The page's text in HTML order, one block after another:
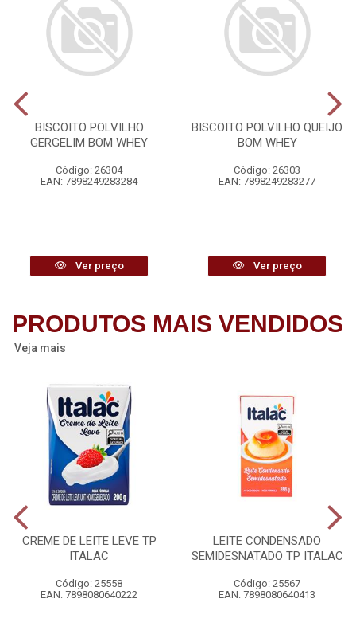
BISCOITO POLVILHO
GERGELIM BOM WHEY
Código: 26304
EAN: 7898249283284
Ver preço
BISCOITO POLVILHO QUEIJO
BOM WHEY
Código: 26303
EAN: 7898249283277
Ver preço
PRODUTOS MAIS VENDIDOS
Veja mais
CREME DE LEITE LEVE TP
ITALAC
Código: 25558
EAN: 7898080640222
LEITE CONDENSADO
SEMIDESNATADO TP ITALAC
Código: 25567
EAN: 7898080640413